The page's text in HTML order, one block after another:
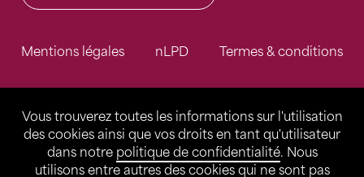
Vous trouverez toutes les informations sur l'utilisation
des cookies ainsi que vos droits en tant qu'utilisateur
dans notre politique de confidentialité. Nous
utilisons entre autres des cookies qui ne sont pas
Mentions légales nLPD Termes & conditions